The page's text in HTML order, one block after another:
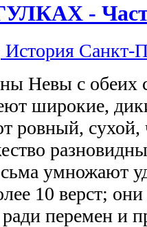
-
История Санкт-
Невы с
широкие,
ровный, сухой,
умножают
10 верст;
перемен и